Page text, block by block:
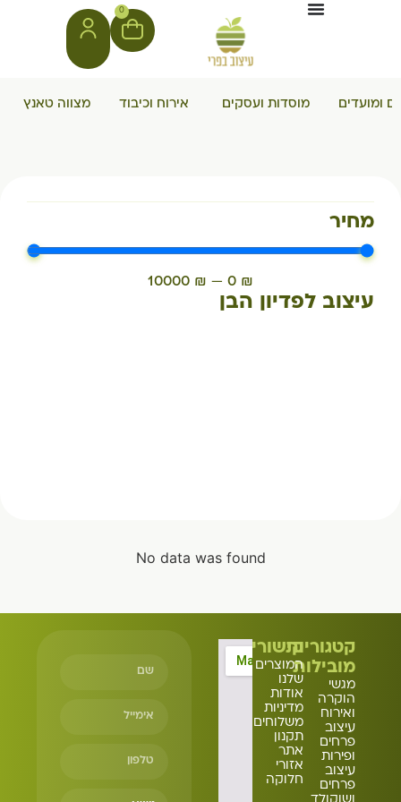
0
ומועדים מוסדות ועסקים אירוח וכיבוד מצווה טאנץ
מחיר
₪
0
—
₪
10000
עיצוב לפדיון הבן
No data was found
קטגוריות
מובילות
מגשי
הוקרה
ואירוח
עיצוב
פרחים
ופירות
עיצוב
פרחים
קישורים
המוצרים
שלנו
אודות
מדיניות
משלוחים
תקנון
אתר
אזורי
חלוקה